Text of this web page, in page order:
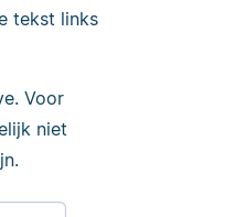
tekst links
Voor
niet